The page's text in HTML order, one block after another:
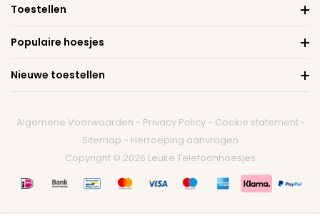
Toestellen
Populaire hoesjes
Nieuwe toestellen
Algemene Voorwaarden - Privacy Policy - Cookie statement -
Sitemap - Herroeping aanvragen
Copyright © 2026 Leuke Telefoonhoesjes